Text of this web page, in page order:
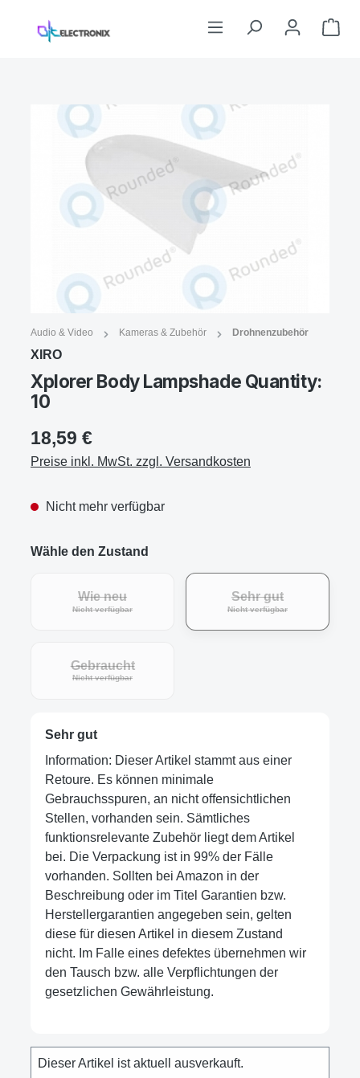
Zum Hauptinhalt springen
Bildergalerie überspringen
Abbildung ähnlich
Audio & Video Kameras & Zubehör Drohnenzubehör
XIRO
Xplorer Body Lampshade Quantity:
10
18,59 €
Preise inkl. MwSt. zzgl. Versandkosten
Nicht mehr verfügbar
Wähle den Zustand
Wie neu
Nicht verfügbar
Sehr gut
Nicht verfügbar
Gebraucht
Nicht verfügbar
Sehr gut
Information: Dieser Artikel stammt aus einer
Retoure. Es können minimale
Gebrauchsspuren, an nicht offensichtlichen
Stellen, vorhanden sein. Sämtliches
funktionsrelevante Zubehör liegt dem Artikel
bei. Die Verpackung ist in 99% der Fälle
vorhanden. Sollten bei Amazon in der
Beschreibung oder im Titel Garantien bzw.
Herstellergarantien angegeben sein, gelten
diese für diesen Artikel in diesem Zustand
nicht. Im Falle eines defektes übernehmen wir
den Tausch bzw. alle Verpflichtungen der
gesetzlichen Gewährleistung.
Dieser Artikel ist aktuell ausverkauft.